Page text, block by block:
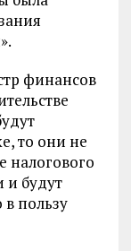
финансов
то они не
налогового
и будут
пользу